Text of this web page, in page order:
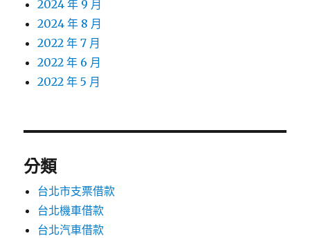
2024 年 9 月
2024 年 8 月
2022 年 7 月
2022 年 6 月
2022 年 5 月
分類
台北市支票借款
台北機車借款
台北汽車借款